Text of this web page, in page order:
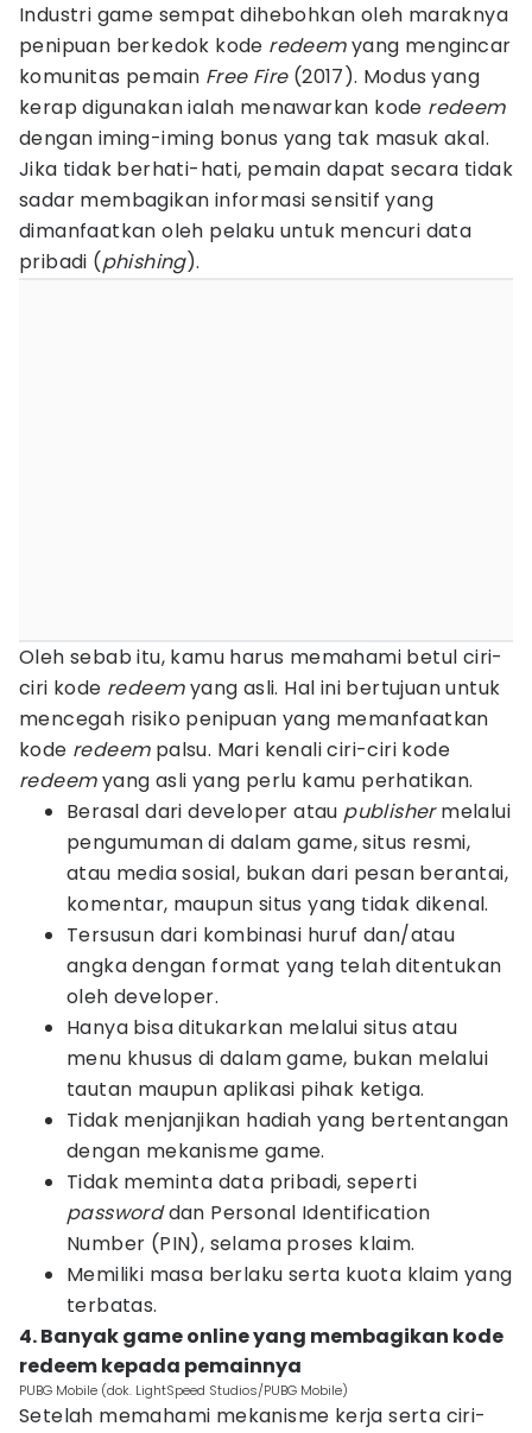
Industri game sempat dihebohkan oleh maraknya
penipuan berkedok kode redeemyang mengincar
komunitas pemain Free Fire(2017). Modus yang
kerap digunakan ialah menawarkan kode redeem
dengan iming-iming bonus yang tak masuk akal.
Jika tidak berhati-hati, pemain dapat secara tidak
sadar membagikan informasi sensitif yang
dimanfaatkan oleh pelaku untuk mencuri data
pribadi (phishing).
Oleh sebab itu, kamu harus memahami betul ciri-
ciri kode redeemyang asli. Hal ini bertujuan untuk
mencegah risiko penipuan yang memanfaatkan
kode redeem palsu. Mari kenali ciri-ciri kode
redeemyang asli yang perlu kamu perhatikan.
Berasal dari developer atau publishermelalui
pengumuman di dalam game, situs resmi,
atau media sosial, bukan dari pesan berantai,
komentar, maupun situs yang tidak dikenal.
Tersusun dari kombinasi huruf dan/atau
angka dengan format yang telah ditentukan
oleh developer.
Hanya bisa ditukarkan melalui situs atau
menu khusus di dalam game, bukan melalui
tautan maupun aplikasi pihak ketiga.
Tidak menjanjikan hadiah yang bertentangan
dengan mekanisme game.
Tidak meminta data pribadi, seperti
passworddan Personal Identification
Number (PIN), selama proses klaim.
Memiliki masa berlaku serta kuota klaim yang
terbatas.
4. Banyak game online yang membagikan kode
redeem kepada pemainnya
PUBG Mobile (dok. LightSpeed Studios/PUBG Mobile)
Setelah memahami mekanisme kerja serta ciri-